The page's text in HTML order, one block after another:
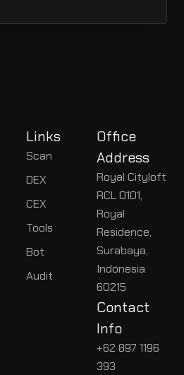
Links
Scan
DEX
CEX
Tools
Bot
Audit
Office
Address
Royal Cityloft
RCL 0101,
Royal
Residence,
Surabaya,
Indonesia
60215
Contact
Info
+62 897 1196
393